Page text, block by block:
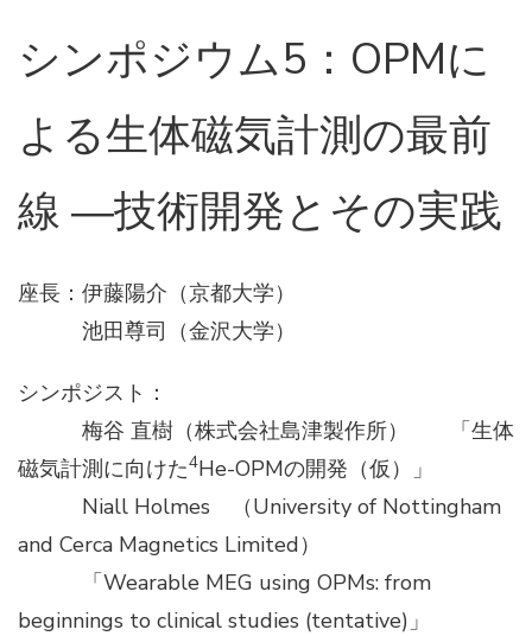
シンポジウム5：OPMに
よる生体磁気計測の最前
線 ―技術開発とその実践
座長：伊藤陽介（京都大学）
池田尊司（金沢大学）
シンポジスト：
梅谷 直樹（株式会社島津製作所） 「生体
磁気計測に向けた4He-OPMの開発（仮）」
Niall Holmes （University of Nottingham
and Cerca Magnetics Limited）
「Wearable MEG using OPMs: from
beginnings to clinical studies (tentative)」